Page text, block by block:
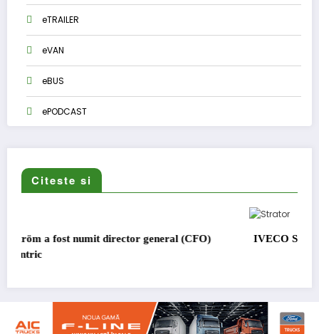
eTRAILER
eVAN
eBUS
ePODCAST
Citeste si
(CFO) IVECO Strator se întoarce